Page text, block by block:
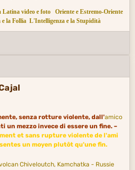
Latina video e foto
Oriente e Estremo-Oriente
e la Follia L'Intelligenza e la Stupidità
senza rotture violente, dall'amico
un mezzo invece di essere un fine. –
et sans rupture violente de l'ami
un moyen plutôt qu'une fin.